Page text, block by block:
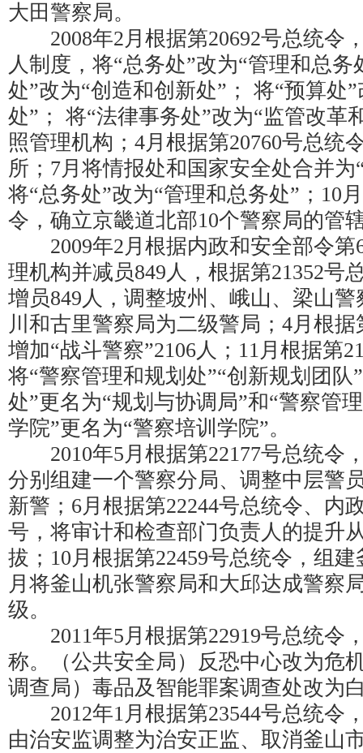
大田警察局。
2008年2月根据第20692号总统令
人制度，将“总务处”改为“管理和总务
处”改为“创造和创新处”； 将“预算处
处”； 将“法律事务处”改为“监管改革
照管理机构；4月根据第20760号总统
所；7月将情报处和国家安全处合并为
将“总务处”改为“管理和总务处”；10
令，确立京畿道北部10个警察局的管
2009年2月根据内政和安全部令第
理机构并减员849人，根据第21352号
增员849人，调整坡州、峨山、梁山
川和古里警察局为二级警局；4月根据
增加“战斗警察”2106人；11月根据第
将“警察管理和规划处”“创新规划团队
处”更名为“规划与协调局”和“警察管
学院”更名为“警察培训学院”。
2010年5月根据第22177号总统令
分别组建一个警察分局、调整中层警
新警；6月根据第22244号总统令、内
号，将审计和检查部门负责人的提升
拔；10月根据第22459号总统令，组
月将釜山机张警察局和大邱达成警察
级。
2011年5月根据第22919号总统令
称。（公共安全局）反恐中心改为危
调查局）毒品及智能罪案调查处改为
2012年1月根据第23544号总统令
由治安监调整为治安正监、取消釜山